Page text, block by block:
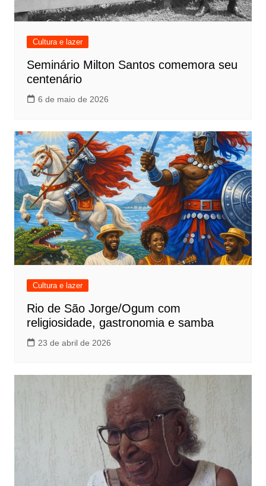
Cultura e lazer
Seminário Milton Santos comemora seu
centenário
6 de maio de 2026
Cultura e lazer
Rio de São Jorge/Ogum com
religiosidade, gastronomia e samba
23 de abril de 2026